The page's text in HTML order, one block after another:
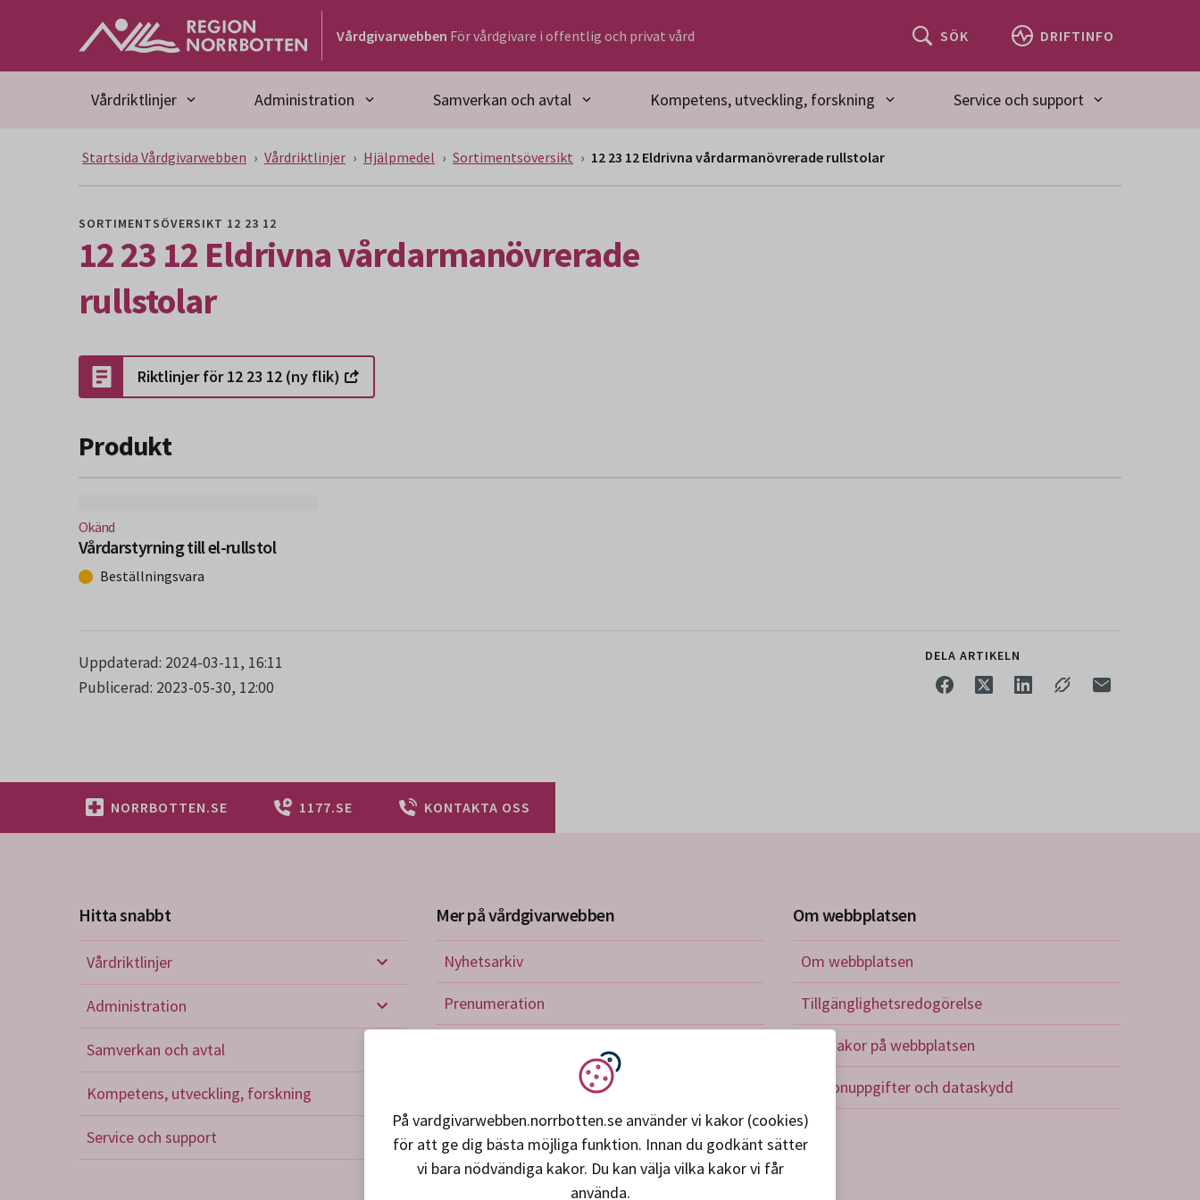
Gå till huvudmeny
Gå till övergripande innehåll
Vårdgivarwebben För vårdgivare i offentlig och privat vård SÖK DRIFTINFO
Vårdriktlinjer Administration Samverkan och avtal Kompetens, utveckling, forskning Service och support
Startsida Vårdgivarwebben Vårdriktlinjer Hjälpmedel Sortimentsöversikt 12 23 12 Eldrivna vårdarmanövrerade rullstolar
SORTIMENTSÖVERSIKT 12 23 12
12 23 12 Eldrivna vårdarmanövrerade
rullstolar
Riktlinjer för 12 23 12 (ny flik)
Produkt
Okänd
Vårdarstyrning till el-rullstol
(Nytt fönster)
Beställningsvara
Uppdaterad: 2024-03-11, 16:11
Publicerad: 2023-05-30, 12:00
DELA ARTIKELN
NORRBOTTEN.SE 1177.SE KONTAKTA OSS
Hitta snabbt
Vårdriktlinjer
Vårdriktlinjer
Administration
Samverkan och avtal
Kompetens, utveckling, forskning
Service och support
Service och support
Mer på vårdgivarwebben
Nyhetsarkiv
Prenumeration
Om webbplatsen
Om webbplatsen
Tillgänglighetsredogörelse
Om kakor på webbplatsen
Personuppgifter och dataskydd
Vi använder kakor
På vardgivarwebben.norrbotten.se använder vi kakor (cookies)
för att ge dig bästa möjliga funktion. Innan du godkänt sätter
vi bara nödvändiga kakor. Du kan välja vilka kakor vi får
använda.